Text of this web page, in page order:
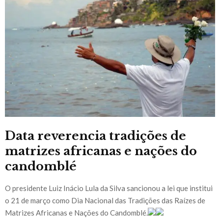
Data reverencia tradições de
matrizes africanas e nações do
candomblé
O presidente Luiz Inácio Lula da Silva sancionou a lei que institui
o 21 de março como Dia Nacional das Tradições das Raízes de
Matrizes Africanas e Nações do Candomblé.